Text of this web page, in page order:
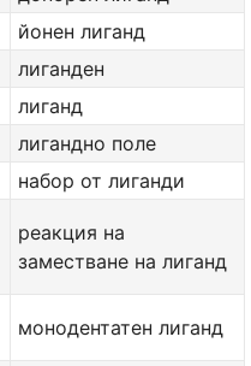
йонен лиганд
лиганден
лиганд
лигандно поле
набор от лиганди
реакция на
заместване на лиганд
монодентатен лиганд